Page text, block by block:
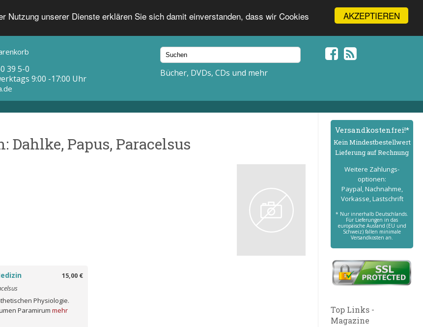
AKZEPTIEREN
Nutzung unserer Dienste erklären Sie sich damit einverstanden, dass wir Cookies
39 5-0
9:00 -17:00 Uhr
Bücher, DVDs, CDs und mehr
Dahlke, Papus, Paracelsus
15,00 €
Physiologie.
Paramirum mehr
Versand­kostenfrei!*
Kein Mindest­bestell­wert
Lieferung auf Rechnung
Weitere Zahlungs­
optionen:
Paypal, Nachnahme,
Vorkasse, Lastschrift
* Nur innerhalb Deutschlands.
Für Lieferungen in das
europäische Ausland (EU und
Schweiz) fallen minimale
Versandkosten an.
Top Links -
Magazine